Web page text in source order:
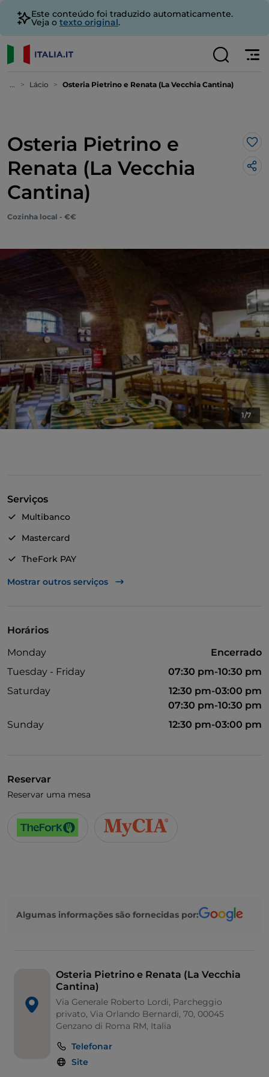
Este conteúdo foi traduzido automaticamente.
Veja o texto original.
... Lácio Osteria Pietrino e Renata (La Vecchia Cantina)
Osteria Pietrino e
Renata (La Vecchia
Cantina)
Cozinha local - €€
1/7
Serviços
Multibanco
Mastercard
TheFork PAY
UnionPay via TheFork PAY
Mostrar outros serviços
Horários
Monday
Encerrado
Tuesday - Friday
07:30 pm-10:30 pm
Saturday
12:30 pm-03:00 pm
07:30 pm-10:30 pm
Sunday
12:30 pm-03:00 pm
Reservar
Reservar uma mesa
Algumas informações são fornecidas por:
Osteria Pietrino e Renata (La Vecchia
Cantina)
Via Generale Roberto Lordi, Parcheggio
privato, Via Orlando Bernardi, 70, 00045
Genzano di Roma RM, Italia
Telefonar
Site